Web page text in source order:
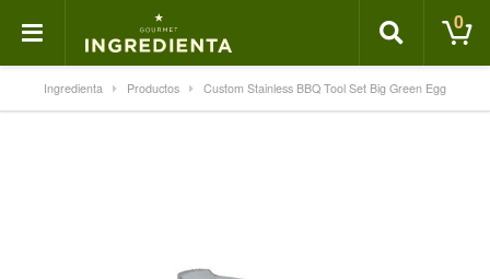
0
Ingredienta Productos Custom Stainless BBQ Tool Set Big Green Egg